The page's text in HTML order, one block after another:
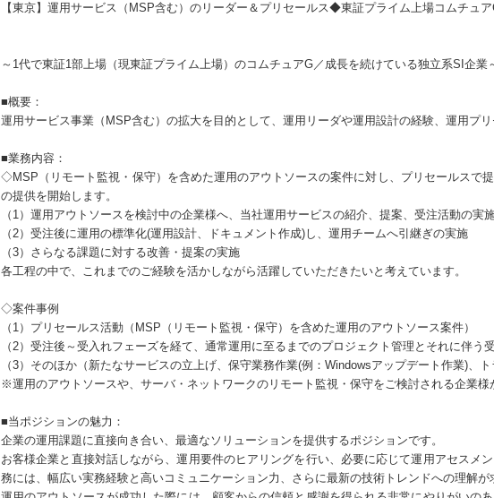
【東京】運用サービス（MSP含む）のリーダー＆プリセールス◆東証プライム上場コムチュア
～1代で東証1部上場（現東証プライム上場）のコムチュアG／成長を続けている独立系SI企業
■概要：
運用サービス事業（MSP含む）の拡大を目的として、運用リーダや運用設計の経験、運用プ
■業務内容：
◇MSP（リモート監視・保守）を含めた運用のアウトソースの案件に対し、プリセールスで
の提供を開始します。
（1）運用アウトソースを検討中の企業様へ、当社運用サービスの紹介、提案、受注活動の実
（2）受注後に運用の標準化(運用設計、ドキュメント作成)し、運用チームへ引継ぎの実施
（3）さらなる課題に対する改善・提案の実施
各工程の中で、これまでのご経験を活かしながら活躍していただきたいと考えています。
◇案件事例
（1）プリセールス活動（MSP（リモート監視・保守）を含めた運用のアウトソース案件）
（2）受注後～受入れフェーズを経て、通常運用に至るまでのプロジェクト管理とそれに伴う
（3）そのほか（新たなサービスの立上げ、保守業務作業(例：Windowsアップデート作業)、ト
※運用のアウトソースや、サーバ・ネットワークのリモート監視・保守をご検討される企業様
■当ポジションの魅力：
企業の運用課題に直接向き合い、最適なソリューションを提供するポジションです。
お客様企業と直接対話しながら、運用要件のヒアリングを行い、必要に応じて運用アセスメ
務には、幅広い実務経験と高いコミュニケーション力、さらに最新の技術トレンドへの理解が